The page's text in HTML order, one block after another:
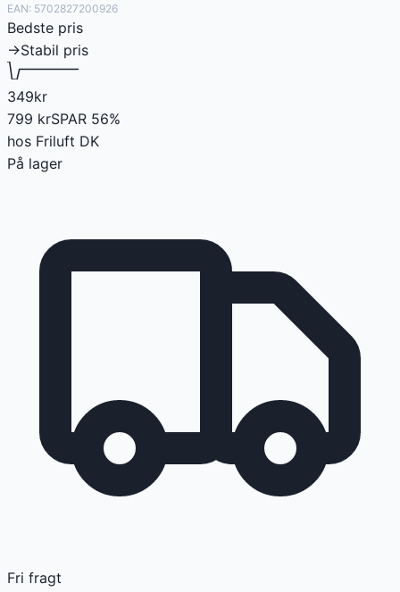
EAN: 5702827200926
Bedste pris
→Stabil pris
349kr
799 krSPAR 56%
hos Friluft DK
På lager
Fri fragt